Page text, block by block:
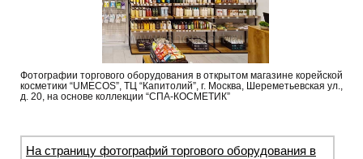
Фотографии торгового оборудования в открытом магазине корейской
косметики “UMECOS”, ТЦ “Капитолий”, г. Москва, Шереметьевская ул.,
д. 20, на основе коллекции “СПА-КОСМЕТИК”
На страницу фотографий торгового оборудования в